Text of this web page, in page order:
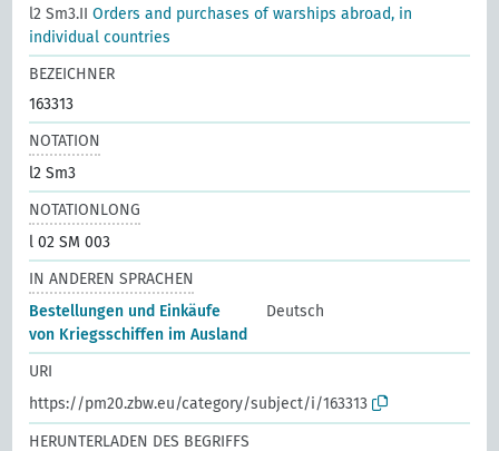
l2 Sm3.IIOrders and purchases of warships abroad, in
individual countries
BEZEICHNER
163313
NOTATION
l2 Sm3
NOTATIONLONG
l 02 SM 003
IN ANDEREN SPRACHEN
Bestellungen und Einkäufe
von Kriegsschiffen im Ausland
Deutsch
URI
https://pm20.zbw.eu/category/subject/i/163313
HERUNTERLADEN DES BEGRIFFS